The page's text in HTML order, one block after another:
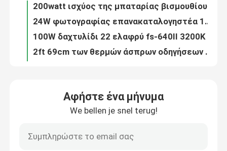
Έλεγχος ποιότητας
Επικοινωνήστε μαζί μας
Ελαφρύ CE οργάνων ομορφιάς Eyelash εξαρτήσεων δαχτυλιδιών Dimmable χρώματος βισμουθίου
η ίντσα 38w Selfie 12inch οδήγησε δαχτυλιδιών το ελαφρύ Blogger σύνολο Makeup εξογκωμάτων εξαρτήσεων γυρίζοντας
Το βίντεο 3 Yidoblo RGBW σε 1 επιτροπή ελαφρύ α-2200C των οδηγήσεων γεμίζει την ταινία TV βλαστών
Αφήστε ένα μήνυμα
We bellen je snel terug!